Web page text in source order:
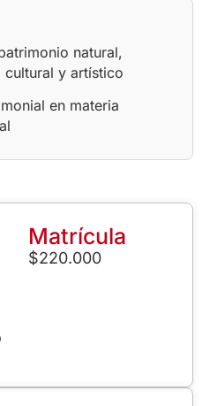
natural,
y artístico
en materia
Matrícula
$220.000